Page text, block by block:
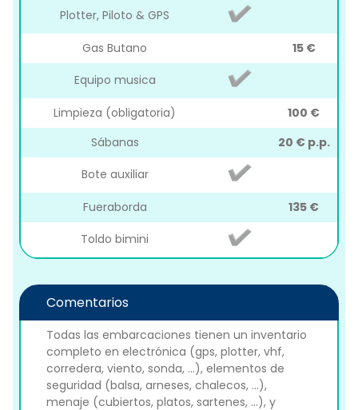
Plotter, Piloto & GPS
Gas Butano
15 €
Equipo musica
Limpieza (obligatoria)
100 €
Sábanas
20 € p.p.
Bote auxiliar
Fueraborda
135 €
Toldo bimini
Comentarios
Todas las embarcaciones tienen un inventario
completo en electrónica (gps, plotter, vhf,
corredera, viento, sonda, ...), elementos de
seguridad (balsa, arneses, chalecos, ...),
menaje (cubiertos, platos, sartenes, ...), y